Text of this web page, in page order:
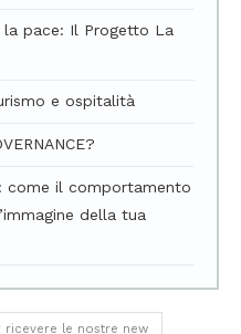
la pace: Il Progetto La
e ospitalità
come il comportamento
della tua